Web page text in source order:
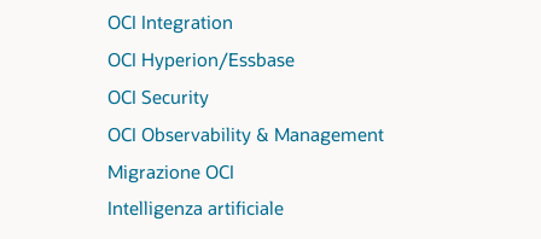
OCI Integration
OCI Hyperion/Essbase
OCI Security
OCI Observability & Management
Migrazione OCI
Intelligenza artificiale